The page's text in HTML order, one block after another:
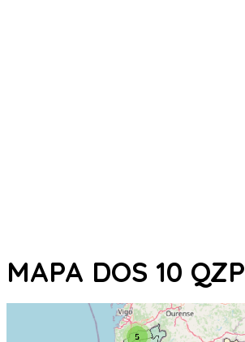
MAPA DOS 10 QZP